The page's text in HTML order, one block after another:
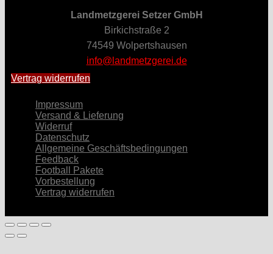
Landmetzgerei Setzer GmbH
Birkichstraße 2
74549 Wolpertshausen
info@landmetzgerei.de
Vertrag widerrufen
Impressum
Versand & Lieferung
Widerruf
Datenschutz
Allgemeine Geschäftsbedingungen
Feedback
Football Pakete
Vorbestellung
Vertrag widerrufen